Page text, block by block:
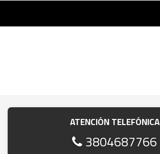
ATENCIÓN TELEFÓNICA
3804687766